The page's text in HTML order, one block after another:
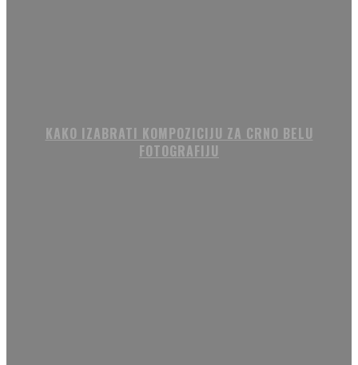
KAKO IZABRATI KOMPOZICIJU ZA CRNO BELU
FOTOGRAFIJU